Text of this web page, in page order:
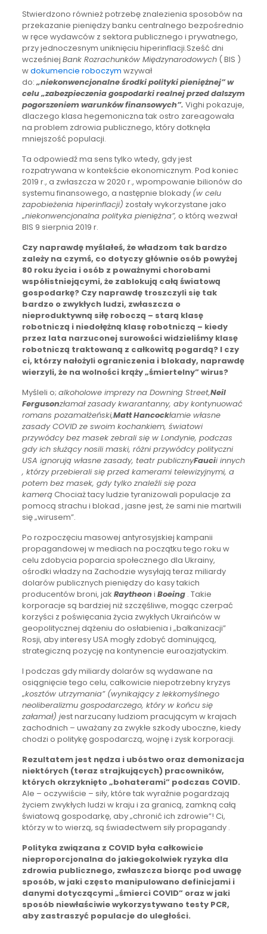
Stwierdzono również potrzebę znalezienia sposobów na
przekazanie pieniędzy banku centralnego bezpośrednio
w ręce wydawców z sektora publicznego i prywatnego,
przy jednoczesnym uniknięciu hiperinflacji.Sześć dni
wcześniej Bank Rozrachunków Międzynarodowych( BIS )
wdokumencie roboczym wzywał
do:„niekonwencjonalne środki polityki pieniężnej” w
celu „zabezpieczenia gospodarki realnej przed dalszym
pogorszeniem warunków finansowych”. Vighi pokazuje,
dlaczego klasa hegemoniczna tak ostro zareagowała
na problem zdrowia publicznego, który dotknęła
mniejszość populacji.
Ta odpowiedź ma sens tylko wtedy, gdy jest
rozpatrywana w kontekście ekonomicznym. Pod koniec
2019 r., a zwłaszcza w 2020 r., wpompowanie bilionów do
systemu finansowego, a następnie blokady (w celu
zapobieżenia hiperinflacji) zostały wykorzystane jako
„niekonwencjonalna polityka pieniężna”, o którą wezwał
BIS 9 sierpnia 2019 r.
Czy naprawdę myślałeś, że władzom tak bardzo
zależy na czymś, co dotyczy głównie osób powyżej
80 roku życia i osób z poważnymi chorobami
współistniejącymi, że zablokują całą światową
gospodarkę? Czy naprawdę troszczyli się tak
bardzo o zwykłych ludzi, zwłaszcza o
nieproduktywną siłę roboczą – starą klasę
robotniczą i niedołężną klasę robotniczą – kiedy
przez lata narzuconej surowości widzieliśmy klasę
robotniczą traktowaną z całkowitą pogardą? I czy
ci, którzy nałożyli ograniczenia i blokady, naprawdę
wierzyli, że na wolności krąży „śmiertelny” wirus?
Myśleli o; alkoholowe imprezy na Downing Street,Neil
Fergusonzłamał zasady kwarantanny, aby kontynuować
romans pozamałżeński,Matt Hancockłamie własne
zasady COVID ze swoim kochankiem, światowi
przywódcy bez masek zebrali się w Londynie, podczas
gdy ich służący nosili maski, różni przywódcy polityczni
USA ignorują własne zasady, teatr publicznyFaucii innych
, którzy przebierali się przed kamerami telewizyjnymi, a
potem bez masek, gdy tylko znaleźli się poza
kamerąChociaż tacy ludzie tyranizowali populacje za
pomocą strachu i blokad , jasne jest, że sami nie martwili
się „wirusem”.
Po rozpoczęciu masowej antyrosyjskiej kampanii
propagandowej w mediach na początku tego roku w
celu zdobycia poparcia społecznego dla Ukrainy,
ośrodki władzy na Zachodzie wysyłają teraz miliardy
dolarów publicznych pieniędzy do kasy takich
producentów broni, jak Raytheoni Boeing. Takie
korporacje są bardziej niż szczęśliwe, mogąc czerpać
korzyści z poświęcania życia zwykłych Ukraińców w
geopolitycznej dążeniu do osłabienia i „bałkanizacji”
Rosji, aby interesy USA mogły zdobyć dominującą,
strategiczną pozycję na kontynencie euroazjatyckim.
I podczas gdy miliardy dolarów są wydawane na
osiągnięcie tego celu, całkowicie niepotrzebny kryzys
„kosztów utrzymania” (wynikający z lekkomyślnego
neoliberalizmu gospodarczego, który w końcu się
załamał) jest narzucany ludziom pracującym w krajach
zachodnich – uważany za zwykłe szkody uboczne, kiedy
chodzi o politykę gospodarczą, wojnę i zysk korporacji.
Rezultatem jest nędza i ubóstwo oraz demonizacja
niektórych (teraz strajkujących) pracowników,
których okrzyknięto „bohaterami” podczas COVID.
Ale – oczywiście – siły, które tak wyraźnie pogardzają
życiem zwykłych ludzi w kraju i za granicą, zamkną całą
światową gospodarkę, aby „chronić ich zdrowie”! Ci,
którzy w to wierzą, są świadectwem siły propagandy .
Polityka związana z COVID była całkowicie
nieproporcjonalna do jakiegokolwiek ryzyka dla
zdrowia publicznego, zwłaszcza biorąc pod uwagę
sposób, w jaki często manipulowano definicjami i
danymi dotyczącymi „śmierci COVID” oraz w jaki
sposób niewłaściwie wykorzystywano testy PCR,
aby zastraszyć populacje do uległości.